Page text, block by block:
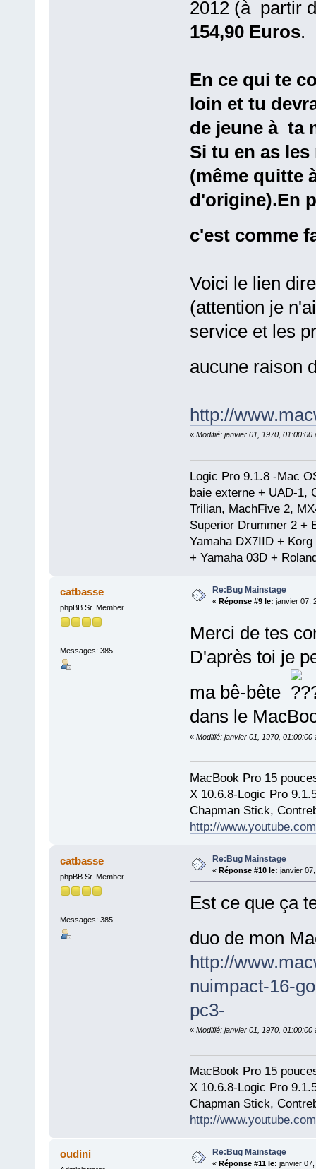
2012 (à partir
154,90 Euros.
En ce qui te
loin et tu
de jeune à ta
Si tu en as
(même quitte
d'origine).En
c'est comme
Voici le lien
(attention je
service et les
aucune raison
http://
« Modifié: janvier 01, 1970, 01:00:00
Logic Pro 9.1.8 -Mac
baie externe + UAD-1,
Trilian, MachFive 2,
Superior Drummer 2 +
Yamaha DX7IID +
+ Yamaha 03D +
catbasse
phpBB Sr. Member
Messages: 385
Re:Bug Mainstage
« Réponse #9 le: janvier 07,
Merci de tes
D'après toi je
ma bê-bête
dans le
« Modifié: janvier 01, 1970, 01:00:00
MacBook Pro 15
X 10.6.8-Logic Pro
Chapman Stick,
http://
catbasse
phpBB Sr. Member
Messages: 385
Re:Bug Mainstage
« Réponse #10 le: janvier
Est ce que ça
duo de mon
http://
nuimpact-16-
pc3-
« Modifié: janvier 01, 1970, 01:00:00
MacBook Pro 15
X 10.6.8-Logic Pro
Chapman Stick,
http://
oudini Re:Bug Mainstage
« Réponse #11 le: janvier